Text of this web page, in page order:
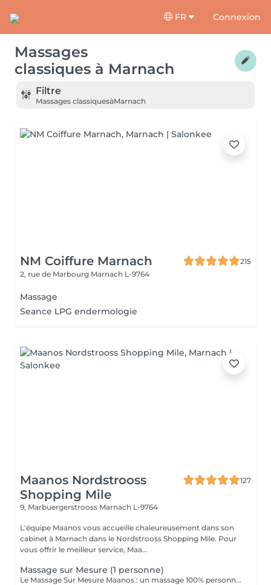
FR Connexion
Massages
classiques à Marnach
Filtre
Massages classiquesàMarnach
NM Coiffure Marnach
215
2, rue de Marbourg Marnach L-9764
Massage
Seance LPG endermologie
Maanos Nordstrooss
Shopping Mile
127
9, Marbuergerstrooss Marnach L-9764
L'équipe Maanos vous accueille chaleureusement dans son
cabinet à Marnach dans le Nordstrooss Shopping Mile. Pour
vous offrir le meilleur service, Maa...
Massage sur Mesure (1 personne)
Le Massage Sur Mesure Maanos : un massage 100% personnalisé en fonction de vos besoins et de vos envies !